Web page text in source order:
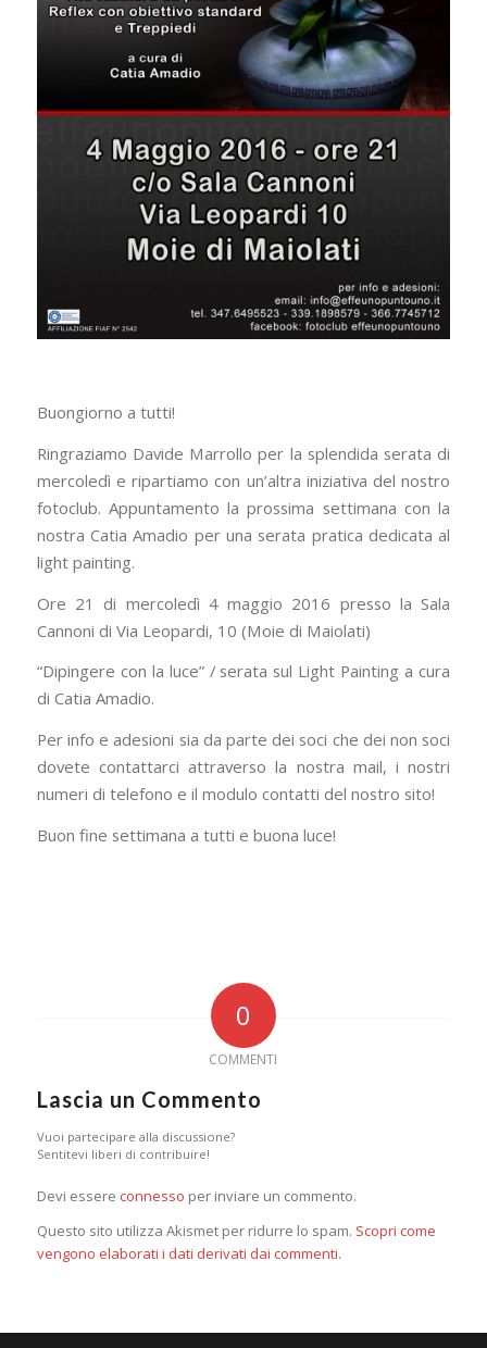
Buongiorno a tutti!
Ringraziamo Davide Marrollo per la splendida serata di
mercoledì e ripartiamo con un’altra iniziativa del nostro
fotoclub. Appuntamento la prossima settimana con la
nostra Catia Amadio per una serata pratica dedicata al
light painting.
Ore 21 di mercoledì 4 maggio 2016 presso la Sala
Cannoni di Via Leopardi, 10 (Moie di Maiolati)
“Dipingere con la luce” / serata sul Light Painting a cura
di Catia Amadio.
Per info e adesioni sia da parte dei soci che dei non soci
dovete contattarci attraverso la nostra mail, i nostri
numeri di telefono e il modulo contatti del nostro sito!
Buon fine settimana a tutti e buona luce!
0
COMMENTI
Lascia un Commento
Vuoi partecipare alla discussione?
Sentitevi liberi di contribuire!
Devi essere connesso per inviare un commento.
Questo sito utilizza Akismet per ridurre lo spam. Scopri come
vengono elaborati i dati derivati dai commenti.